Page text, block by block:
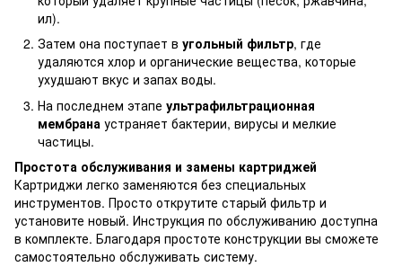
ил).
Затем она поступает в угольный фильтр, где
удаляются хлор и органические вещества, которые
ухудшают вкус и запах воды.
На последнем этапе ультрафильтрационная
мембрана устраняет бактерии, вирусы и мелкие
частицы.
Простота обслуживания и замены картриджей
Картриджи легко заменяются без специальных
инструментов. Просто открутите старый фильтр и
установите новый. Инструкция по обслуживанию доступна
в комплекте. Благодаря простоте конструкции вы сможете
самостоятельно обслуживать систему.